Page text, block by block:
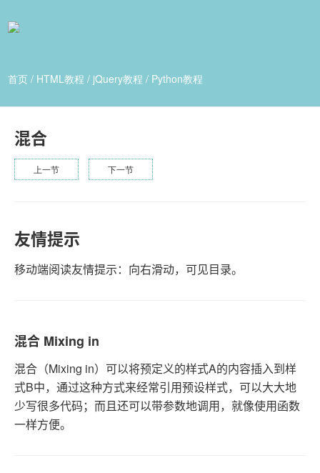
首页 / HTML教程 / jQuery教程 / Python教程
混合
上一节 下一节
友情提示
移动端阅读友情提示：向右滑动，可见目录。
混合 Mixing in
混合（Mixing in）可以将预定义的样式A的内容插入到样
式B中，通过这种方式来经常引用预设样式，可以大大地
少写很多代码；而且还可以带参数地调用，就像使用函数
一样方便。